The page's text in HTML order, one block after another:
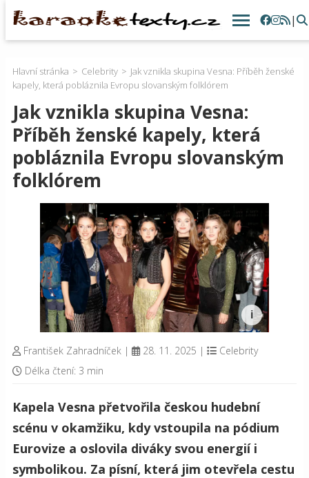
|
Hlavní stránka Celebrity
Jak vznikla skupina Vesna: Příběh ženské
kapely, která pobláznila Evropu slovanským folklórem
Jak vznikla skupina Vesna:
Příběh ženské kapely, která
pobláznila Evropu slovanským
folklórem
František Zahradníček | 28. 11. 2025 |
Celebrity
Délka čtení: 3 min
Kapela Vesna přetvořila českou hudební
scénu v okamžiku, kdy vstoupila na pódium
Eurovize a oslovila diváky svou energií i
symbolikou. Za písní, která jim otevřela cestu